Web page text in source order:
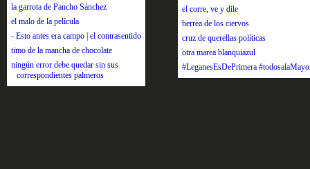
la garrota de Pancho Sánchez
el malo de la película
- Esto antes era campo | el contrasentido
timo de la mancha de chocolate
ningún error debe quedar sin sus
correspondientes palmeros
el corre, ve y dile
berrea de los ciervos
cruz de querellas políticas
otra marea blanquiazul
#LeganesEsDePrimera